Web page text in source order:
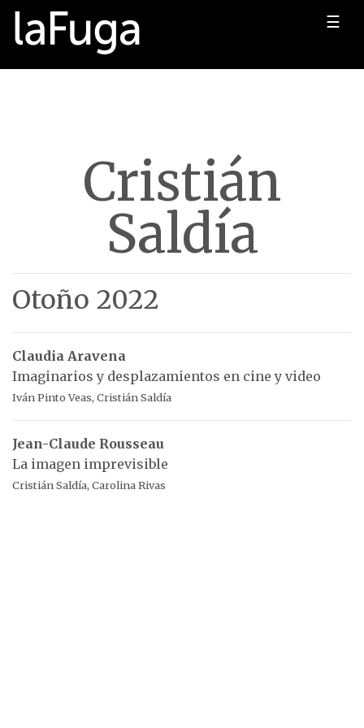
☰
Cristián
Saldía
Otoño 2022
Claudia Aravena
Imaginarios y desplazamientos en cine y video
Iván Pinto Veas, Cristián Saldía
Jean-Claude Rousseau
La imagen imprevisible
Cristián Saldía, Carolina Rivas